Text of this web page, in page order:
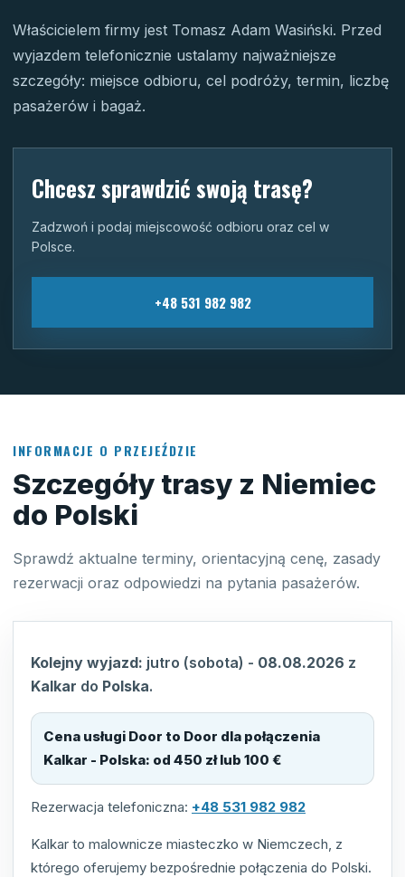
Właścicielem firmy jest Tomasz Adam Wasiński. Przed
wyjazdem telefonicznie ustalamy najważniejsze
szczegóły: miejsce odbioru, cel podróży, termin, liczbę
pasażerów i bagaż.
Chcesz sprawdzić swoją trasę?
Zadzwoń i podaj miejscowość odbioru oraz cel w
Polsce.
+48 531 982 982
INFORMACJE O PRZEJEŹDZIE
Szczegóły trasy z Niemiec
do Polski
Sprawdź aktualne terminy, orientacyjną cenę, zasady
rezerwacji oraz odpowiedzi na pytania pasażerów.
Kolejny wyjazd: jutro (sobota) - 08.08.2026 z
Kalkar do Polska.
Cena usługi Door to Door dla połączenia
Kalkar - Polska: od 450 zł lub 100 €
Rezerwacja telefoniczna: +48 531 982 982
Kalkar to malownicze miasteczko w Niemczech, z
którego oferujemy bezpośrednie połączenia do Polski.